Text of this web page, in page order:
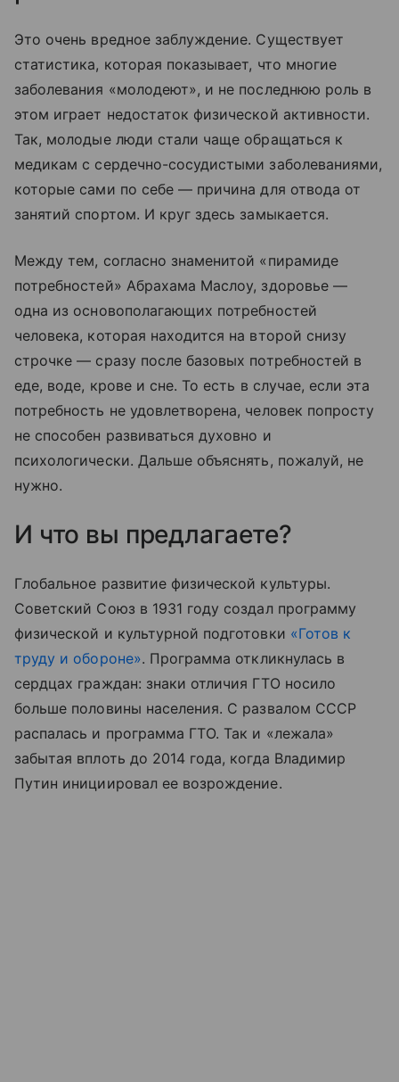
Это очень вредное заблуждение. Существует
статистика, которая показывает, что многие
заболевания «молодеют», и не последнюю роль в
этом играет недостаток физической активности.
Так, молодые люди стали чаще обращаться к
медикам с сердечно-сосудистыми заболеваниями,
которые сами по себе — причина для отвода от
занятий спортом. И круг здесь замыкается.
Между тем, согласно знаменитой «пирамиде
потребностей» Абрахама Маслоу, здоровье —
одна из основополагающих потребностей
человека, которая находится на второй снизу
строчке — сразу после базовых потребностей в
еде, воде, крове и сне. То есть в случае, если эта
потребность не удовлетворена, человек попросту
не способен развиваться духовно и
психологически. Дальше объяснять, пожалуй, не
нужно.
И что вы предлагаете?
Глобальное развитие физической культуры.
Советский Союз в 1931 году создал программу
физической и культурной подготовки «Готов к
труду и обороне». Программа откликнулась в
сердцах граждан: знаки отличия ГТО носило
больше половины населения. С развалом СССР
распалась и программа ГТО. Так и «лежала»
забытая вплоть до 2014 года, когда Владимир
Путин инициировал ее возрождение.